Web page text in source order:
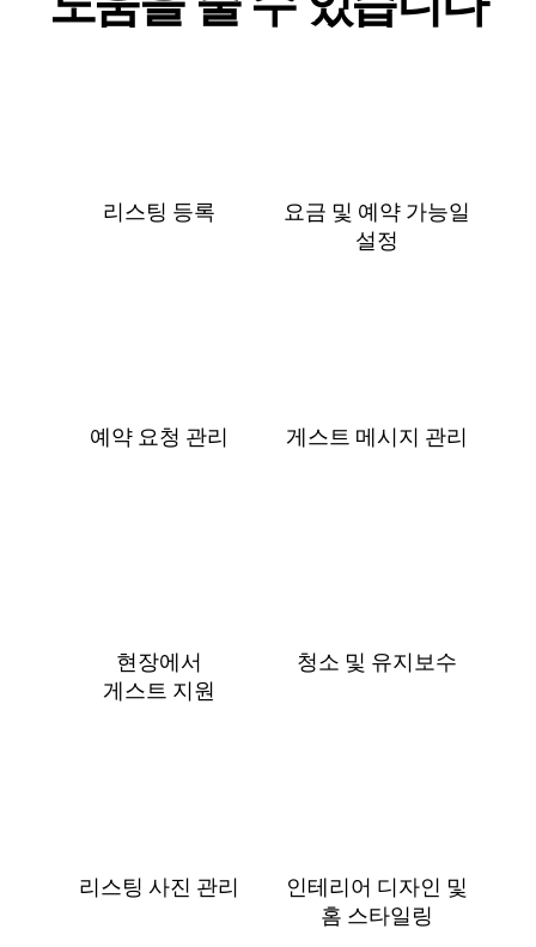
리스팅 등록
요금 및 예⁠약 가⁠능⁠일
설⁠정
예약 요청 관리 게스트 메⁠시⁠지 관⁠리
현장에서
게⁠스⁠트 지⁠원
청소 및 유지보수
리스팅 사진 관리
인테리어 디자인 및
홈 스⁠타⁠일⁠링